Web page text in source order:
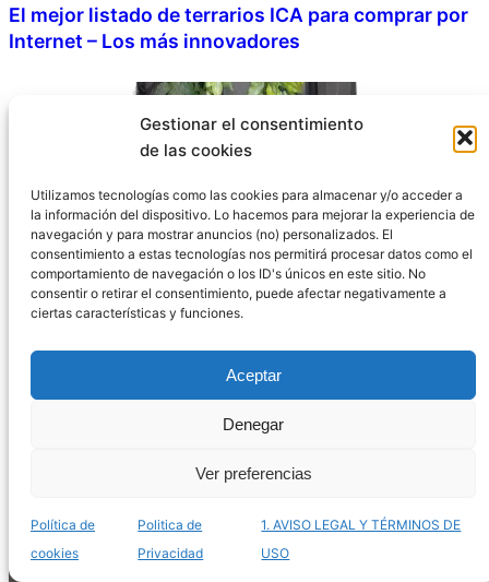
Gestionar el consentimiento
de las cookies
Utilizamos tecnologías como las cookies para almacenar y/o acceder a
la información del dispositivo. Lo hacemos para mejorar la experiencia de
navegación y para mostrar anuncios (no) personalizados. El
consentimiento a estas tecnologías nos permitirá procesar datos como el
comportamiento de navegación o los ID's únicos en este sitio. No
consentir o retirar el consentimiento, puede afectar negativamente a
ciertas características y funciones.
Aceptar
Denegar
Ver preferencias
Política de
cookies
Politica de
Privacidad
1. AVISO LEGAL Y TÉRMINOS DE
USO
El mejor listado de terrarios ICA para comprar por
Internet – Los más innovadores
Listado de terrarios mayas para comprar online –
Los más enigmáticos